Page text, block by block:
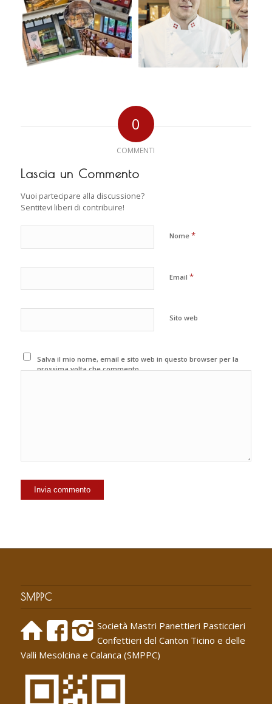
0
COMMENTI
Lascia un Commento
Vuoi partecipare alla discussione?
Sentitevi liberi di contribuire!
Nome *
Email *
Sito web
Salva il mio nome, email e sito web in questo browser per la
prossima volta che commento.
SMPPC
Società Mastri Panettieri Pasticcieri
Confettieri del Canton Ticino e delle
Valli Mesolcina e Calanca (SMPPC)